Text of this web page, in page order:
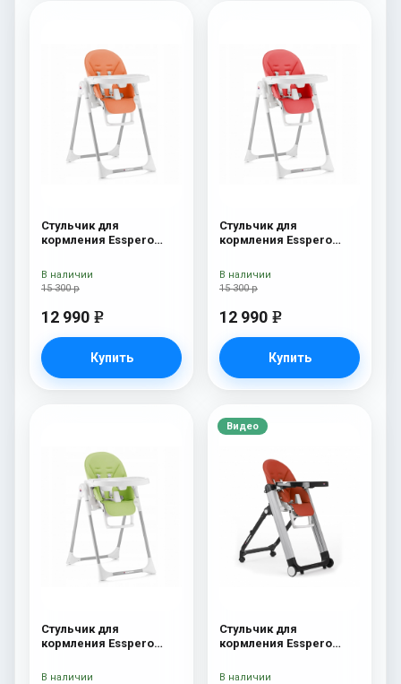
Стульчик для
кормления Esspero
15 300 р
12 990 e
Купить
В наличии
Стульчик для
кормления Esspero
15 300 р
12 990 e
Купить
В наличии
Стульчик для
кормления Esspero
В наличии
Видео
Стульчик для
кормления Esspero
В наличии